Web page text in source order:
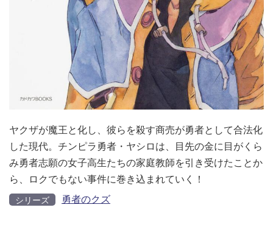
ヤクザが魔王と化し、彼らを殺す商売が勇者として合法化
した現代。チンピラ勇者・ヤシロは、目先の金に目がくら
み勇者志願の女子高生たちの家庭教師を引き受けたことか
ら、ロクでもない事件に巻き込まれていく！
シリーズ 勇者のクズ